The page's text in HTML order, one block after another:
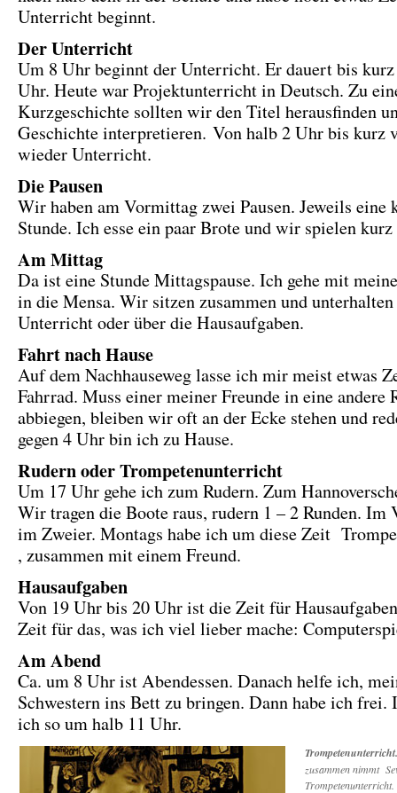
Unterricht beginnt.
Der Unterricht
Um 8 Uhr beginnt der Unterricht. Er dauert bis
Uhr. Heute war Projektunterricht in Deutsch. Zu
Kurzgeschichte sollten wir den Titel herausfinden
Geschichte interpretieren. Von halb 2 Uhr bis kurz
wieder Unterricht.
Die Pausen
Wir haben am Vormittag zwei Pausen. Jeweils eine
Stunde. Ich esse ein paar Brote und wir spielen
Am Mittag
Da ist eine Stunde Mittagspause. Ich gehe mit
in die Mensa. Wir sitzen zusammen und unterhalten
Unterricht oder über die Hausaufgaben.
Fahrt nach Hause
Auf dem Nachhauseweg lasse ich mir meist etwas
Fahrrad. Muss einer meiner Freunde in eine andere
abbiegen, bleiben wir oft an der Ecke stehen und
gegen 4 Uhr bin ich zu Hause.
Rudern oder Trompetenunterricht
Um 17 Uhr gehe ich zum Rudern. Zum
Wir tragen die Boote raus, rudern 1 – 2 Runden. Im
im Zweier. Montags habe ich um diese Zeit
, zusammen mit einem Freund.
Hausaufgaben
Von 19 Uhr bis 20 Uhr ist die Zeit für
Zeit für das, was ich viel lieber mache:
Am Abend
Ca. um 8 Uhr ist Abendessen. Danach helfe ich,
Schwestern ins Bett zu bringen. Dann habe ich frei.
ich so um halb 11 Uhr.
Trompetenunterricht.
zusammen nimmt